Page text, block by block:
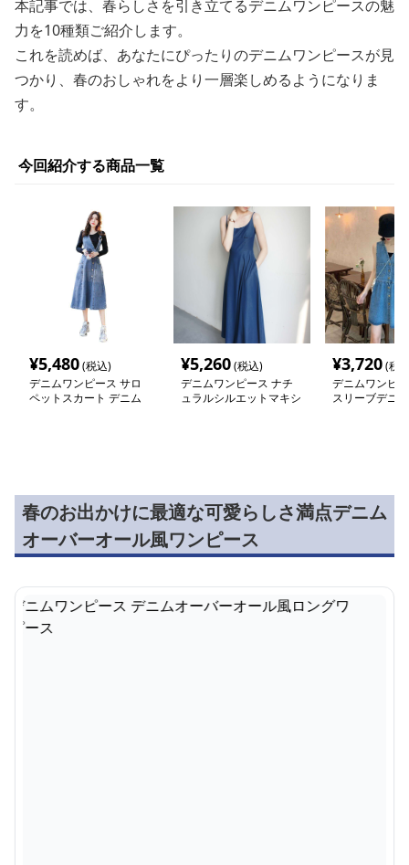
本記事では、春らしさを引き立てるデニムワンピースの魅
力を10種類ご紹介します。
これを読めば、あなたにぴったりのデニムワンピースが見
つかり、春のおしゃれをより一層楽しめるようになりま
す。
今回紹介する商品一覧
¥5,480(税込)
デニムワンピース サロ
ペットスカート デニム
¥5,260(税込)
デニムワンピース ナチ
ュラルシルエットマキシ
¥3,720(税
デニムワンピ
スリーブデニ
春のお出かけに最適な可愛らしさ満点デニム
オーバーオール風ワンピース